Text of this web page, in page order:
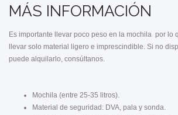
MÁS INFORMACIÓN
Es importante llevar poco peso en la mochila por lo
llevar solo material ligero e imprescindible. Si no
puede alquilarlo, consúltanos.
Mochila (entre 25-35 litros).
Material de seguridad: DVA, pala y sonda.